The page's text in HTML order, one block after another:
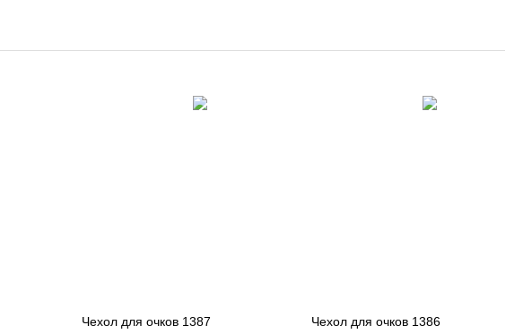
Чехол для очков 1387 Чехол для очков 1386